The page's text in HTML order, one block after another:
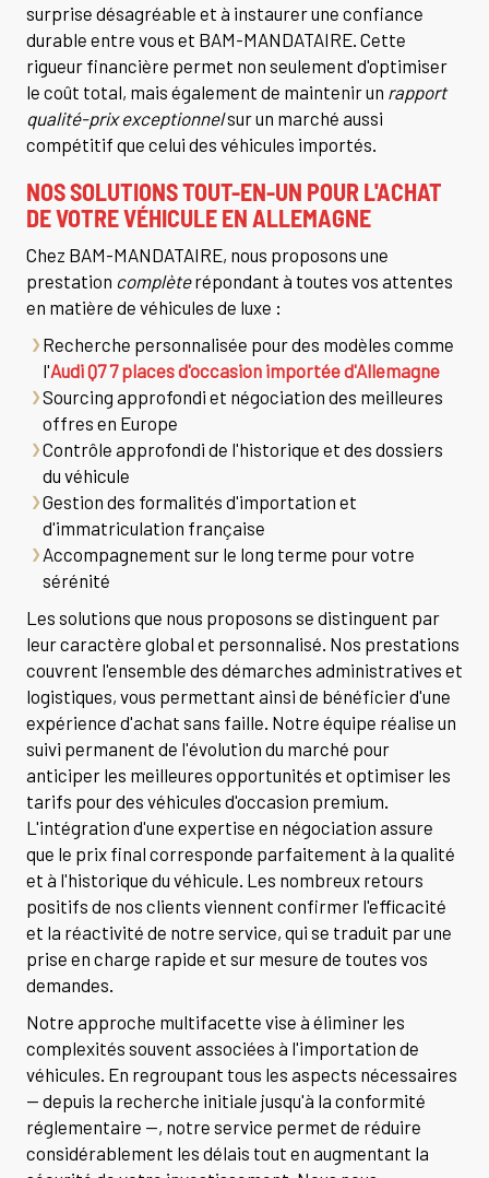
surprise désagréable et à instaurer une confiance
durable entre vous et BAM-MANDATAIRE. Cette
rigueur financière permet non seulement d'optimiser
le coût total, mais également de maintenir un rapport
qualité-prix exceptionnelsur un marché aussi
compétitif que celui des véhicules importés.
NOS SOLUTIONS TOUT-EN-UN POUR L'ACHAT
DE VOTRE VÉHICULE EN ALLEMAGNE
Chez BAM-MANDATAIRE, nous proposons une
prestation complèterépondant à toutes vos attentes
en matière de véhicules de luxe :
Recherche personnalisée pour des modèles comme
l'Audi Q7 7 places d'occasion importée d'Allemagne
Sourcing approfondi et négociation des meilleures
offres en Europe
Contrôle approfondi de l'historique et des dossiers
du véhicule
Gestion des formalités d'importation et
d'immatriculation française
Accompagnement sur le long terme pour votre
sérénité
Les solutions que nous proposons se distinguent par
leur caractère global et personnalisé. Nos prestations
couvrent l'ensemble des démarches administratives et
logistiques, vous permettant ainsi de bénéficier d'une
expérience d'achat sans faille. Notre équipe réalise un
suivi permanent de l'évolution du marché pour
anticiper les meilleures opportunités et optimiser les
tarifs pour des véhicules d'occasion premium.
L'intégration d'une expertise en négociation assure
que le prix final corresponde parfaitement à la qualité
et à l'historique du véhicule. Les nombreux retours
positifs de nos clients viennent confirmer l'efficacité
et la réactivité de notre service, qui se traduit par une
prise en charge rapide et sur mesure de toutes vos
demandes.
Notre approche multifacette vise à éliminer les
complexités souvent associées à l'importation de
véhicules. En regroupant tous les aspects nécessaires
— depuis la recherche initiale jusqu'à la conformité
réglementaire —, notre service permet de réduire
considérablement les délais tout en augmentant la